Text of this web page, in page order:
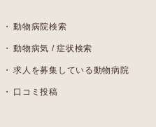
動物病院検索
動物病気 / 症状検索
求人を募集している動物病院
口コミ投稿